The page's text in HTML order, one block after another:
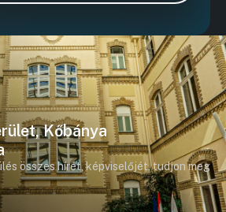
Kőbánya
összes hírét, képviselőjét, tudjon meg